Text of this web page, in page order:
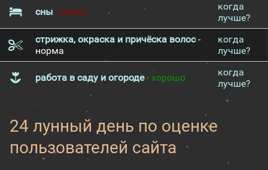
сны - плохо
когда
лучше?
стрижка, окраска и причёска волос-
норма
когда
лучше?
работа в саду и огороде- хорошо
когда
лучше?
24 лунный день по оценке
пользователей сайта